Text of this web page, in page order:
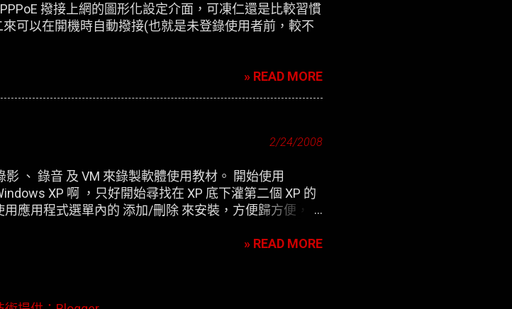
撥接上網的圖形化設定介面，可凍仁還是比較習慣
可以在開機時自動撥接(也就是未登錄使用者前，較不
» READ MORE
2/24/2008
、 錄音 及 VM 來錄製軟體使用教材。 開始使用
XP 啊 ，只好開始尋找在 XP 底下灌第二個 XP 的
應用程式選單內的 添加/刪除 來安裝，方便歸方便，可
» READ MORE